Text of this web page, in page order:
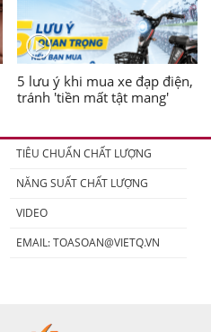
5 lưu ý khi mua xe đạp điện,
tránh 'tiền mất tật mang'
TIÊU CHUẨN CHẤT LƯỢNG
NĂNG SUẤT CHẤT LƯỢNG
VIDEO
EMAIL:TOASOAN@VIETQ.VN